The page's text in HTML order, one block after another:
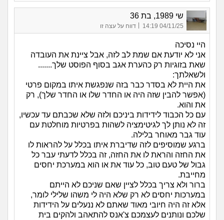
שי 1989, בת 36
04/11/25 14:19 דווח על עצה זו
היי נסיכה
אני לא יודעת אם שמת לב לזה, אבל ציינת את העובדה
שאת בזוגיות רק כהערת אגב בסוף הפוסט שלך.......
ולשאלתך:
את היית לא בסדר כבר בזה שנפגשת איתו במקום פרטי
(אפשר להבין שזה היה או החדר שלו או החדר שלך), רק
את והוא.
עם כל הכבוד לידידות ביניכם ולזה שלא שכבתם עד עכשיו,
זה לא נותן לך לגיטימציה לשהות בפרטיות מוחלטת עם
עוד גבר מאוחר בלילה.
ברגע שמוסיפים לזה שדיברת איתו בכלל על להראות לו
את החזה והראת לו את החזה, זה בכלל לדעתי עבר כל
גבול של טעם טוב, כל עוד את או הוא במערכת יחסים
מחייבת.
ברור ולא צריך בכלל לציין שאם שניכם לא הייתם
במערכות יחסים לא רק שלא היה לי משהו שלילי לומר,
אלא זה היה חיובי מאוד שאתם לא ננעלים על הידידות
שלכם ונותנים לעצמכם צ'אנס להתאהב ולהקים בית